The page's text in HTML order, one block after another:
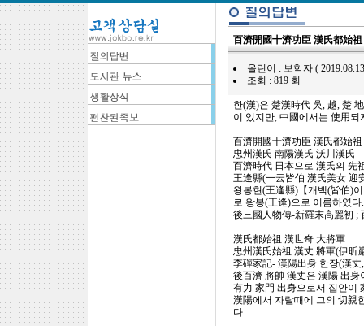
百濟開國十濟功臣 漢氏都始
올린이 : 보학자 (
조회 : 819 회
한(漢)은 楚漢時代 吳, 越, 楚
이 있지만, 中國에서는 使用되
百濟開國十濟功臣 漢氏都始
忠州漢氏 南陽漢氏 沃川漢氏
百濟時代 日本으로 漢氏의 先
王逢縣(一云皆伯 漢氏美女 迎
왕봉현(王逢縣)【개백(皆伯)
로 왕봉(王逢)으로 이름하였다.
後三國人物傳-新羅末高麗初 ;
漢氏都始祖 漢世奇 大將軍
忠州漢氏始祖 漢丈 將軍(伊昕
李磾家記- 漢陽出身 한장(漢
後百濟 將帥 漢丈은 漢陽 出身
有力 家門 出身으로서 집안이
漢陽에서 자랄때에 그의 切親
다.